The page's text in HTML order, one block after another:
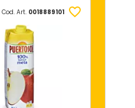
Cod. Art. 0018889101